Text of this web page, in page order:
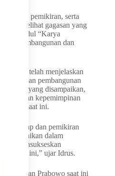
sikap, pemikiran, serta
melihat gagasan yang
berjudul “Karya
Pembangunan dan
Bahlil telah menjelaskan
pembangunan
utama yang disampaikan,
kepemimpinan
saat ini.
sikap dan pemikiran
diuraikan dalam
mensukseskan
periode ini,” ujar Idrus.
Prabowo saat ini